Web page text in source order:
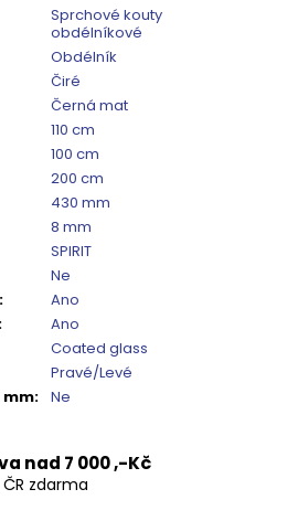
Sprchové kouty
obdélníkové
Obdélník
Čiré
Černá mat
110 cm
100 cm
200 cm
430 mm
8 mm
SPIRIT
Ne
:
Ano
:
Ano
Coated glass
Pravé/Levé
mm: Ne
nad 7 000 ,-Kč
zdarma